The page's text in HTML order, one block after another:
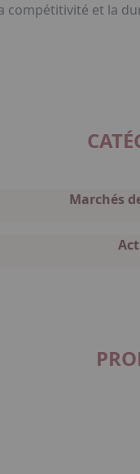
compétitivité et la
Marchés